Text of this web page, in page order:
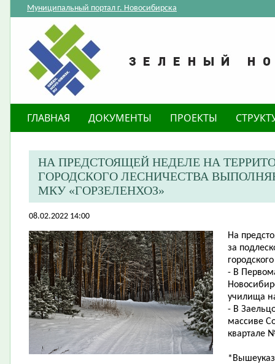
Муниципальный портал г. Новосибирска
ГЛАВНАЯ ДОКУМЕНТЫ ПРОЕКТЫ
НА ПРЕДСТОЯЩЕЙ НЕДЕЛЕ НА
ГОРОДСКОГО ЛЕСНИЧЕСТВА
МКУ «ГОРЗЕЛЕНХОЗ»
08.02.2022 14:00
На
за
- В
училища
- В
массиве
квартале